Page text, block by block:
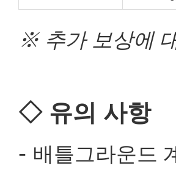
※ 추가 보상에
◇유의 사항
- 배틀그라운드